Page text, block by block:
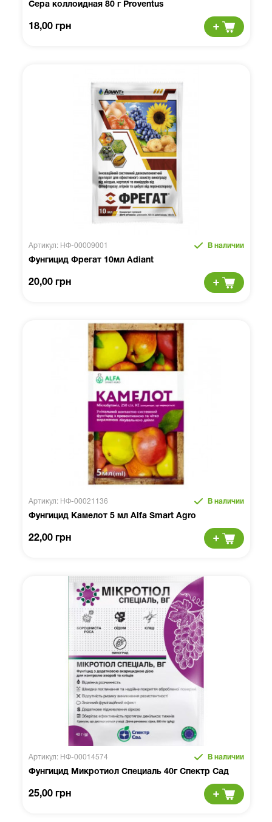
Сера коллоидная 80 г Proventus
18,00 грн
Артикул: НФ-00009001 В наличии
Фунгицид Фрегат 10мл Adiant
20,00 грн
Артикул: НФ-00021136 В наличии
Фунгицид Камелот 5 мл Alfa Smart Agro
22,00 грн
Артикул: НФ-00014574 В наличии
Фунгицид Микротиол Специаль 40г Спектр Сад
25,00 грн